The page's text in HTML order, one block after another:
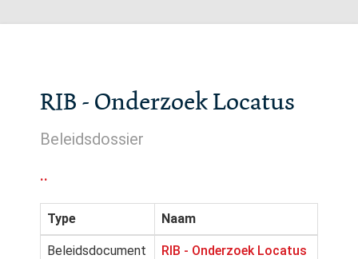
RIB - Onderzoek Locatus
Beleidsdossier
..
Type Naam
Beleidsdocument RIB - Onderzoek Locatus